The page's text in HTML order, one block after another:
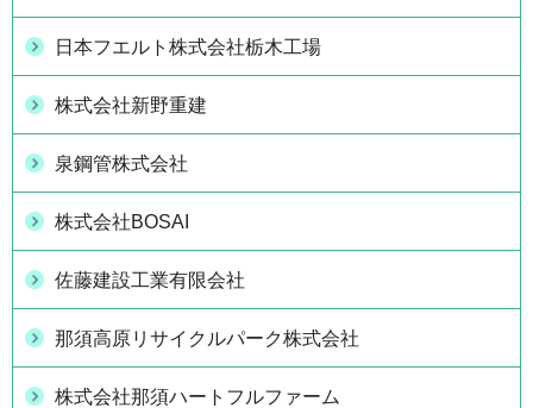
日本フエルト株式会社栃木工場
株式会社新野重建
泉鋼管株式会社
株式会社BOSAI
佐藤建設工業有限会社
那須高原リサイクルパーク株式会社
株式会社那須ハートフルファーム